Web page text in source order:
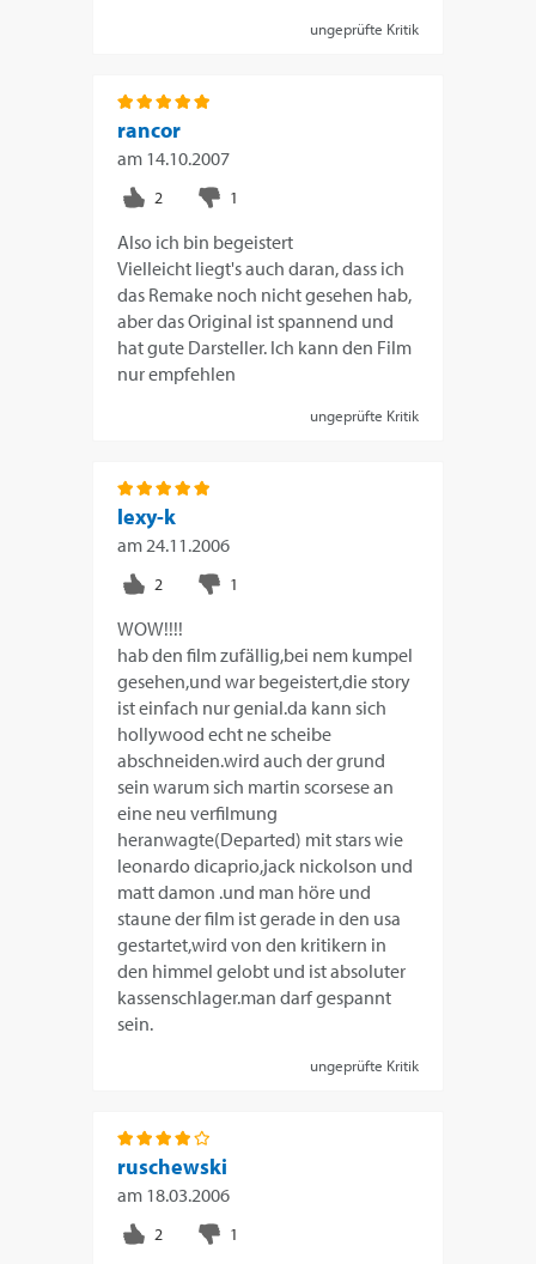
ungeprüfte Kritik
rancor
am 14.10.2007
Also ich bin begeistert
Vielleicht liegt's auch daran, dass ich
das Remake noch nicht gesehen hab,
aber das Original ist spannend und
hat gute Darsteller. Ich kann den Film
nur empfehlen
ungeprüfte Kritik
lexy-k
am 24.11.2006
WOW!!!!
hab den film zufällig,bei nem kumpel
gesehen,und war begeistert,die story
ist einfach nur genial.da kann sich
hollywood echt ne scheibe
abschneiden.wird auch der grund
sein warum sich martin scorsese an
eine neu verfilmung
heranwagte(Departed) mit stars wie
leonardo dicaprio,jack nickolson und
matt damon .und man höre und
staune der film ist gerade in den usa
gestartet,wird von den kritikern in
den himmel gelobt und ist absoluter
kassenschlager.man darf gespannt
sein.
ungeprüfte Kritik
ruschewski
am 18.03.2006